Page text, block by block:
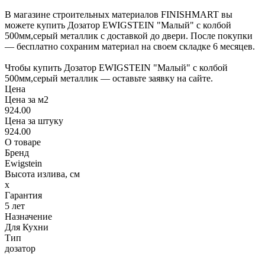
В магазине строительных материалов FINISHMART вы
можете купить Дозатор EWIGSTEIN "Малый" с колбой
500мм,серый металлик с доставкой до двери. После покупки
— бесплатно сохраним материал на своем складке 6 месяцев.
Чтобы купить Дозатор EWIGSTEIN "Малый" с колбой
500мм,серый металлик — оставьте заявку на сайте.
Цена
Цена за м2
924.00
Цена за штуку
924.00
О товаре
Бренд
Ewigstein
Высота излива, см
х
Гарантия
5 лет
Назначение
Для Кухни
Тип
дозатор